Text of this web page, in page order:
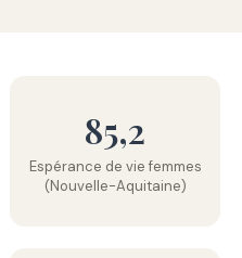
85,2
Espérance de vie femmes
(Nouvelle-Aquitaine)